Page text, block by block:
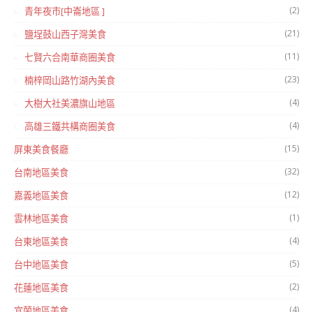
青年夜市[中崙地區 ] (2)
鹽埕鼓山西子灣美食 (21)
七賢六合南華商圈美食 (11)
楠梓岡山路竹湖內美食 (23)
大樹大社美濃旗山地區 (4)
高雄三鐵共構商圈美食 (4)
屏東美食餐廳 (15)
台南地區美食 (32)
嘉義地區美食 (12)
雲林地區美食 (1)
台東地區美食 (4)
台中地區美食 (5)
花蓮地區美食 (2)
(4)